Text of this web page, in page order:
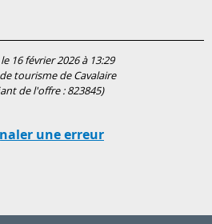
16 février 2026 à 13:29
tourisme de Cavalaire
de l'offre :823845)
une erreur